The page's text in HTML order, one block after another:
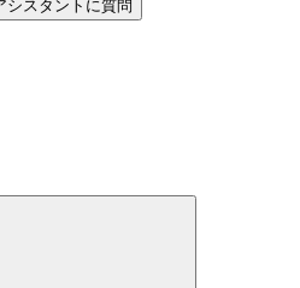
シスタントに質問